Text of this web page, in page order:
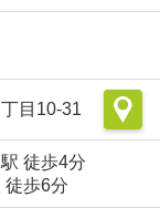
目10-31
徒歩4分
徒歩6分